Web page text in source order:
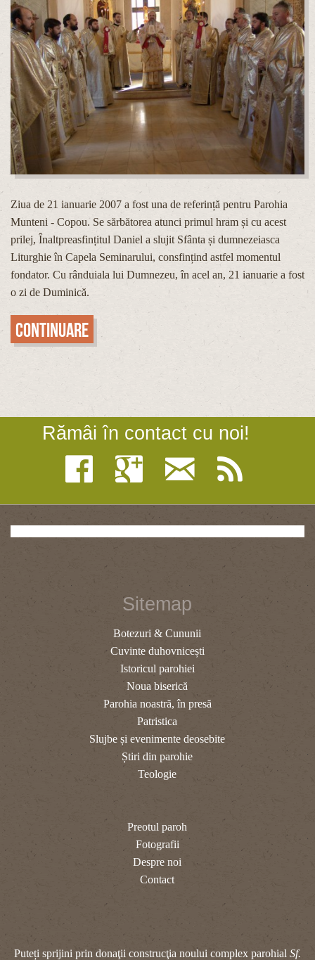
Ziua de 21 ianuarie 2007 a fost una de referință pentru Parohia
Munteni - Copou. Se sărbătorea atunci primul hram și cu acest
prilej, Înaltpreasfințitul Daniel a slujit Sfânta și dumnezeiasca
Liturghie în Capela Seminarului, consfințind astfel momentul
fondator. Cu rânduiala lui Dumnezeu, în acel an, 21 ianuarie a fost
o zi de Duminică.
Continuare
Rămâi în contact cu noi!
Sitemap
Botezuri & Cununii
Cuvinte duhovnicești
Istoricul parohiei
Noua biserică
Parohia noastră, în presă
Patristica
Slujbe și evenimente deosebite
Știri din parohie
Teologie
Preotul paroh
Fotografii
Despre noi
Contact
Puteți sprijini prin donaţii construcţia noului complex parohial Sf.